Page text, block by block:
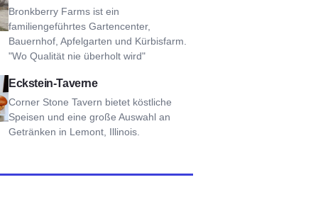
Bronkberry Farms ist ein
familiengeführtes Gartencenter,
Bauernhof, Apfelgarten und Kürbisfarm.
"Wo Qualität nie überholt wird"
Eckstein-Taverne
Corner Stone Tavern bietet köstliche
Speisen und eine große Auswahl an
Getränken in Lemont, Illinois.
Stone Tavern